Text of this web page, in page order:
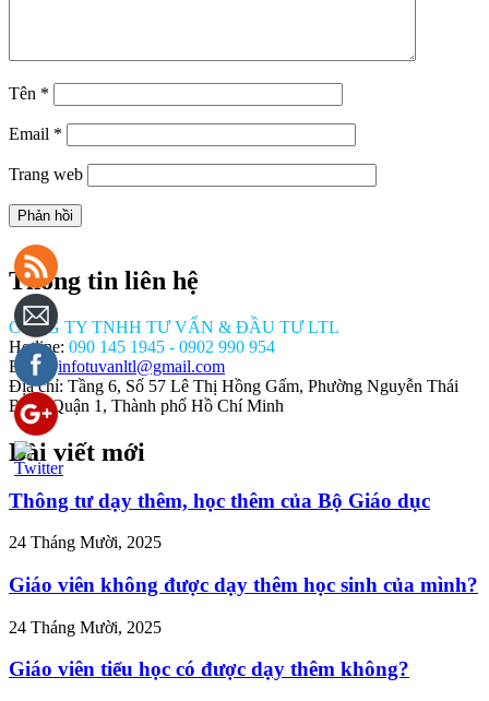
Tên *
Email *
Trang web
thu-
tim-
Thông tin liên hệ
CÔNG TY TNHH TƯ VẤN & ĐẦU TƯ LTL
Hotline: 090 145 1945 - 0902 990 954
Email:infotuvanltl@gmail.com
Địa chỉ: Tầng 6, Số 57 Lê Thị Hồng Gấm, Phường Nguyễn Thái
Bình, Quận 1, Thành phố Hồ Chí Minh
Bài viết mới
Thông tư dạy thêm, học thêm của Bộ Giáo dục
24 Tháng Mười, 2025
Giáo viên không được dạy thêm học sinh của mình?
24 Tháng Mười, 2025
Giáo viên tiểu học có được dạy thêm không?